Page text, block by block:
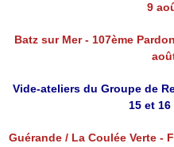
9
Batz sur Mer - 107ème
Vide-ateliers du Groupe de
15 et
Guérande / La Coulée Verte -